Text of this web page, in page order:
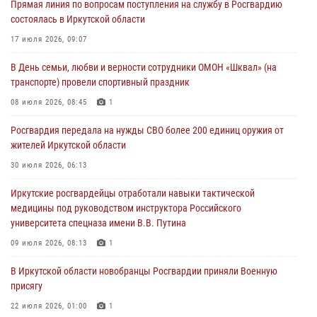
30 июля 2026, 07:37
Росгвардия передала на нужды СВО более 200 единиц оружия от
30 июля 2026, 06:13
При силовой поддержке СОБР Росгвардии в Иркутской области
30 июля 2026, 04:19
В честь 10-летия Росгвардии сотрудники вневедомственной охраны
в ведомстве
29 июля 2026, 03:44 2
Прямая линия по вопросам поступления на службу в Росгвардию
состоялась в Иркутской области
17 июля 2026, 09:07
В День семьи, любви и верности сотрудники ОМОН «Шквал» (на
транспорте) провели спортивный праздник
08 июля 2026, 08:45 1
Росгвардия передала на нужды СВО более 200 единиц оружия от
жителей Иркутской области
30 июля 2026, 06:13
Иркутские росгвардейцы отработали навыки тактической
медицины под руководством инструктора Российского
университета спецназа имени В.В. Путина
09 июля 2026, 08:13 1
В Иркутской области новобранцы Росгвардии приняли Военную
присягу
22 июля 2026, 01:00 1